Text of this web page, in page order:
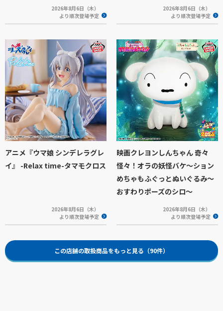
2026年8月6日（木）
より順次登場予定
2026年8月6日（木）
より順次登場予定
アニメ『ウマ娘 シンデレラグレ
イ』 -Relax time-タマモクロス
2026年8月6日（木）
より順次登場予定
映画クレヨンしんちゃん 奇々
怪々！オラの妖怪バケ～ション
めちゃもふぐっとぬいぐるみ～
おすわりポーズのシロ～
2026年8月6日（木）
より順次登場予定
この店舗の取扱商品をもっと見る（90件）